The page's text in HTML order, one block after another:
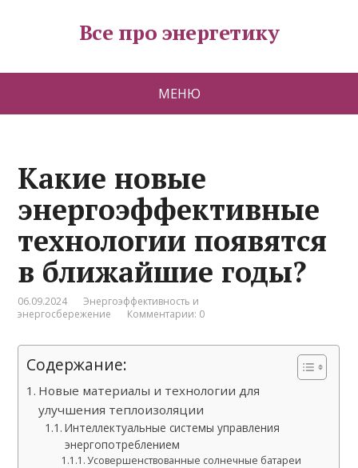
Все про энергетику
МЕНЮ
Какие новые
энергоэффективные
технологии появятся
в ближайшие годы?
06.09.2024
Энергоэффективность и
энергосбережение
Комментарии: 0
Содержание:
Новые материалы и технологии для
улучшения теплоизоляции
Интеллектуальные системы управления
энергопотреблением
Усовершенствованные солнечные батареи